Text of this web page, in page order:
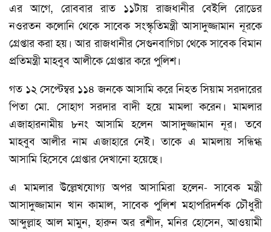
এর আগে, রোববার রাত ১১টায় রাজধানীর বেইলি রোডের
নওরতন কলোনি থেকে সাবেক সংস্কৃতিমন্ত্রী আসাদুজ্জামান নূরকে
গ্রেপ্তার করা হয়। আর রাজধানীর সেগুনবাগিচা থেকে সাবেক বিমান
প্রতিমন্ত্রী মাহবুব আলীকে গ্রেপ্তার করে পুলিশ।
গত ১২ সেপ্টেম্বর ১১৪ জনকে আসামি করে নিহত সিয়াম সরদারের
পিতা মো. সোহাগ সরদার বাদী হয়ে মামলা করেন। মামলার
এজাহারনামীয় ৮নং আসামি হলেন আসাদুজ্জামান নূর। তবে
মাহবুব আলীর নাম এজাহারে নেই। তাকে এ মামলায় সন্ধিগ্ধ
আসামি হিসেবে গ্রেপ্তার দেখানো হয়েছে।
এ মামলার উল্লেখযোগ্য অপর আসামিরা হলেন- সাবেক মন্ত্রী
আসাদুজ্জামান খান কামাল, সাবেক পুলিশ মহাপরিদর্শক চৌধুরী
আব্দুল্লাহ আল মামুন, হারুন অর রশীদ, মনির হোসেন, আওয়ামী